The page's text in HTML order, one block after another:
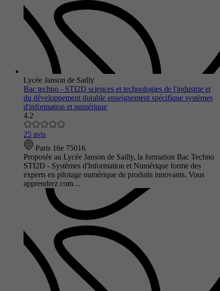
Lycée Janson de Sailly
Bac techno - STI2D sciences et technologies de l'industrie et
du développement durable enseignement spécifique systèmes
d'information et numérique
4.2
25 avis
Paris 16e 75016
Proposée au Lycée Janson de Sailly, la formation Bac Techno
STI2D - Systèmes d'Information et Numérique forme des
experts en pilotage numérique de produits innovants. Vous
apprendrez com…